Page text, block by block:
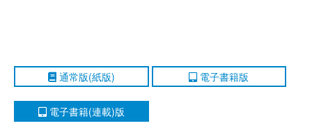
通常版(紙版) 電子書籍版
電子書籍(連載)版